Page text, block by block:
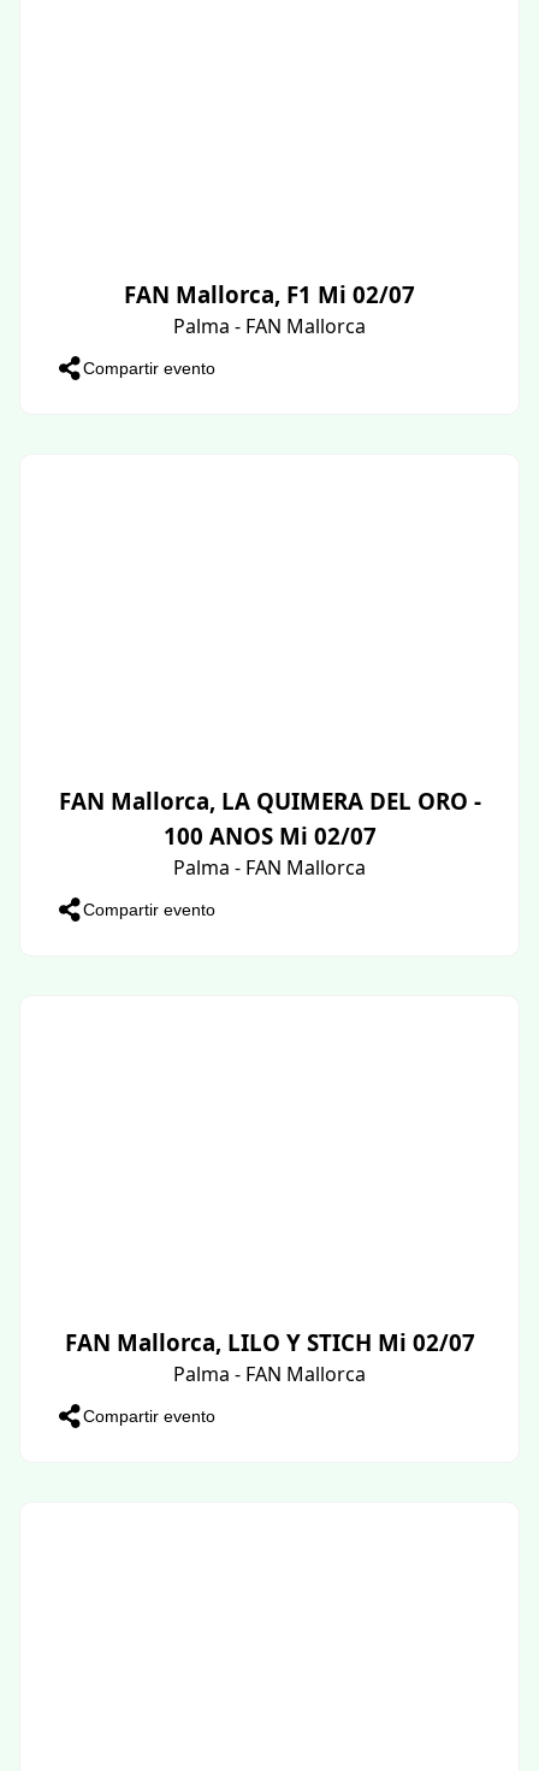
FAN Mallorca, F1 Mi 02/07
Palma - FAN Mallorca
Compartir evento
FAN Mallorca, LA QUIMERA DEL ORO -
100 ANOS Mi 02/07
Palma - FAN Mallorca
Compartir evento
FAN Mallorca, LILO Y STICH Mi 02/07
Palma - FAN Mallorca
Compartir evento